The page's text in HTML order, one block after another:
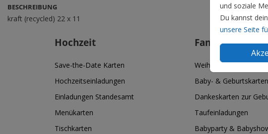
und soziale
Du kannst
unsere Seite
BESCHREIBUNG
kraft (recycled) 22 x 11
Hochzeit
Save-the-Date Karten
Hochzeitseinladungen
Einladungen Standesamt
Menükarten
Tischkarten
Familie &
Weihnachtskarten
Baby- & Geburtskarten
Dankeskarten zur
Taufeinladungen
Babyparty &